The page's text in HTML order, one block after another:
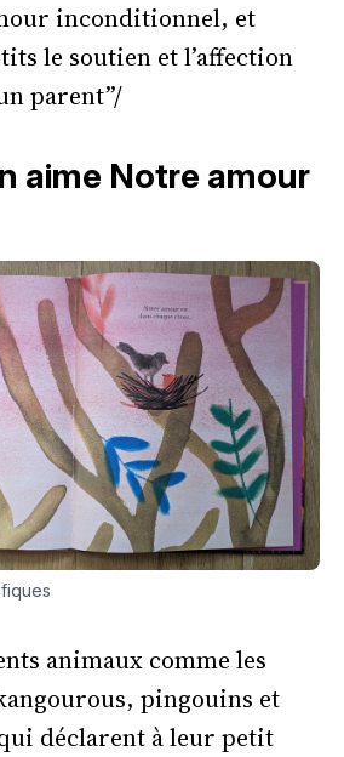
inconditionnel, et
le soutien et l’affection
parent”/
aime Notre amour
animaux comme les
pingouins et
déclarent à leur petit